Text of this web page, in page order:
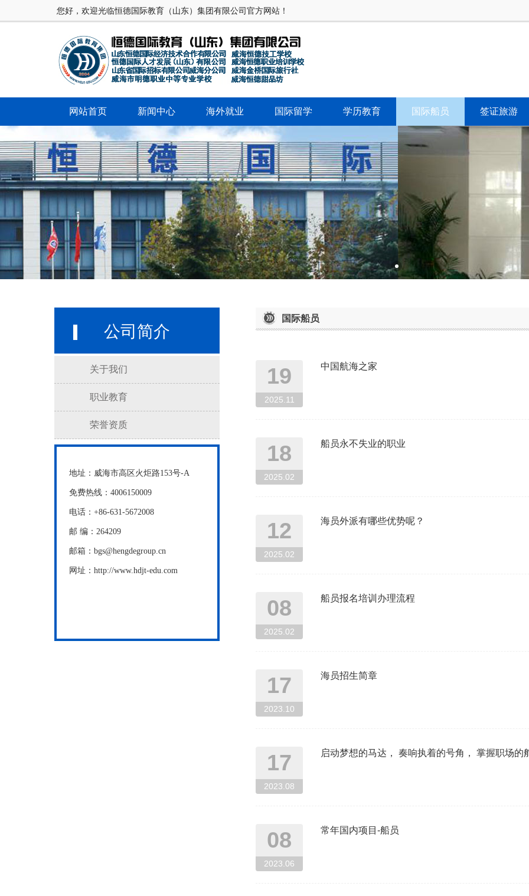
您好，欢迎光临恒德国际教育（山东）集团有限公司官方网站！
网站首页 新闻中心 海外就业 国际留学 学历教育 国际船员 签证旅游
公司简介
关于我们
职业教育
荣誉资质
地址：威海市高区火炬路153号-A
免费热线：4006150009
电话：+86-631-5672008
邮 编：264209
邮箱：bgs@hengdegroup.cn
网址：http://www.hdjt-edu.com
国际船员
19
2025.11
中国航海之家
18
2025.02
船员永不失业的职业
12
2025.02
海员外派有哪些优势呢？
08
2025.02
船员报名培训办理流程
17
2023.10
海员招生简章
17
2023.08
启动梦想的马达， 奏响执着的号角， 掌握职场的
08
2023.06
常年国内项目-船员